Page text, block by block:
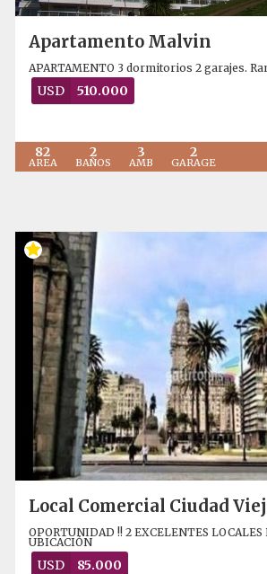
Apartamento Malvin
APARTAMENTO 3 dormitorios 2 garajes.
USD 510.000
82
AREA
2
BAÑOS
3
AMB
2
GARAGE
Local Comercial Ciudad
OPORTUNIDAD !! 2 EXCELENTES LOCALES
UBICACIÓN
USD 85.000